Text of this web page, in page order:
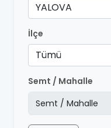
YALOVA
İlçe
Tümü
Semt / Mahalle